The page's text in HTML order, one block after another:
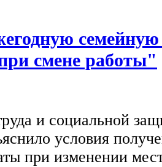
смене работы"
и социальной
условия
при изменении